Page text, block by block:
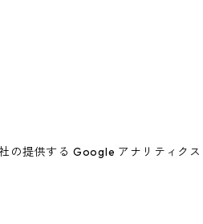
の提供する Google アナリティクス